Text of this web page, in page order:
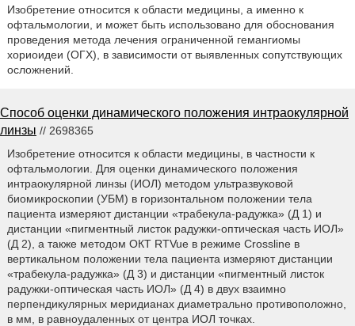
Изобретение относится к области медицины, а именно к
офтальмологии, и может быть использовано для обоснования
проведения метода лечения ограниченной гемангиомы
хориоидеи (ОГХ), в зависимости от выявленных сопутствующих
осложнений.
Способ оценки динамического положения интраокулярной
линзы // 2698365
Изобретение относится к области медицины, в частности к
офтальмологии. Для оценки динамического положения
интраокулярной линзы (ИОЛ) методом ультразвуковой
биомикроскопии (УБМ) в горизонтальном положении тела
пациента измеряют дистанции «трабекула-радужка» (Д 1) и
дистанции «пигментный листок радужки-оптическая часть ИОЛ»
(Д 2), а также методом ОКТ RTVue в режиме Crossline в
вертикальном положении тела пациента измеряют дистанции
«трабекула-радужка» (Д 3) и дистанции «пигментный листок
радужки-оптическая часть ИОЛ» (Д 4) в двух взаимно
перпендикулярных меридианах диаметрально противоположно,
в мм, в равноудаленных от центра ИОЛ точках.